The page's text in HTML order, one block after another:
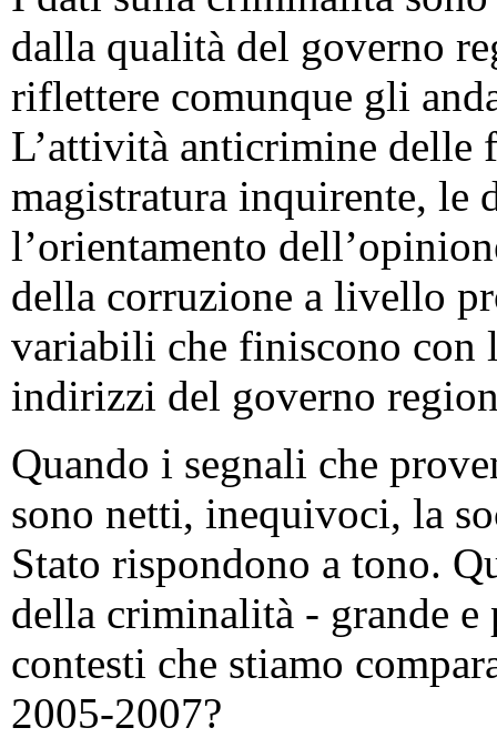
dalla qualità del governo
riflettere comunque gli
L’attività anticrimine delle
magistratura inquirente, le
l’orientamento
della corruzione a livello
variabili che finiscono con
indirizzi del governo
Quando i segnali che
sono netti, inequivoci, la
Stato rispondono a tono.
della criminalità - grande
contesti che stiamo
2005-2007?